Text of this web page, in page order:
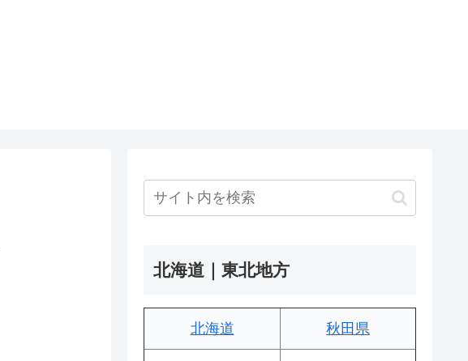
北海道｜東北地方
北海道 秋田県